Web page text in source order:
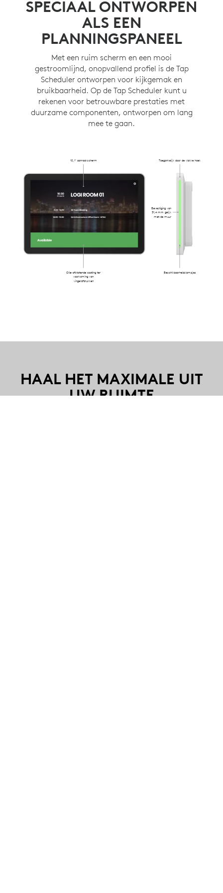
Verberg kabels in de muur, in een stijl of in andere
richtingen met verschillende bedradingsopties.
Beschikbaarheidslampjes
Olie-afstotende coating ter
voorkoming van
vingerafdrukken
Bevestiging van
31,4 mm gelijk
met de muur
Toegankelijk door de vlakke hoek
10,1" aanraakscherm
SPECIAAL ONTWORPEN
ALS EEN
PLANNINGSPANEEL
Met een ruim scherm en een mooi
gestroomlijnd, onopvallend profiel is de Tap
Scheduler ontworpen voor kijkgemak en
bruikbaarheid. Op de Tap Scheduler kunt u
rekenen voor betrouwbare prestaties met
duurzame componenten, ontworpen om lang
mee te gaan.
HAAL HET MAXIMALE UIT
UW RUIMTE